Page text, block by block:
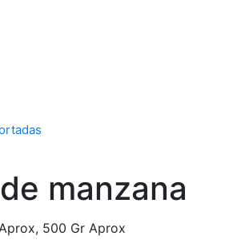
manzana
500 Gr Aprox